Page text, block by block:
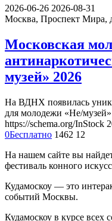
2026-06-26 2026-08-31
Москва, Проспект Мира,
Московская
музей» 2026
На ВДНХ появилась
для молодежи «Не/
https://schema.org/InStock
0Бесплатно 1462 12
На нашем сайте вы
фестиваль конного
Кудамоскоу — это
событий Москвы.
Кудамоскоу в курсе всех